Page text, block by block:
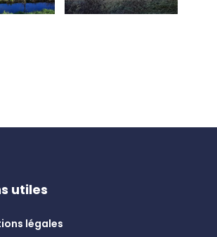
utiles
légales